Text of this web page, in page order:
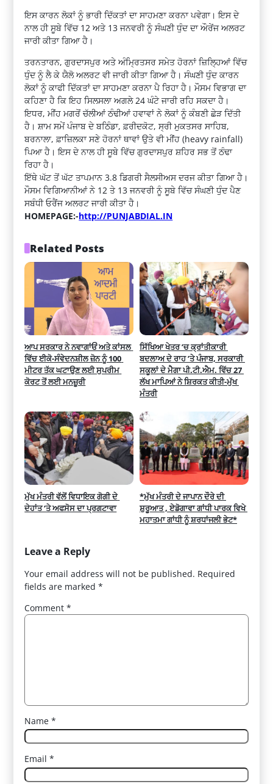
ਇਸ ਕਾਰਨ ਲੋਕਾਂ ਨੂੰ ਭਾਰੀ ਦਿੱਕਤਾਂ ਦਾ ਸਾਹਮਣਾ ਕਰਨਾ ਪਵੇਗਾ। ਇਸ ਦੇ
ਨਾਲ ਹੀ ਸੂਬੇ ਵਿੱਚ 12 ਅਤੇ 13 ਜਨਵਰੀ ਨੂੰ ਸੰਘਣੀ ਧੁੰਦ ਦਾ ਔਰੇਂਜ ਅਲਰਟ
ਜਾਰੀ ਕੀਤਾ ਗਿਆ ਹੈ।
ਤਰਨਤਾਰਨ, ਗੁਰਦਾਸਪੁਰ ਅਤੇ ਅੰਮ੍ਰਿਤਸਰ ਸਮੇਤ ਹੋਰਨਾਂ ਜ਼ਿਲ੍ਹਿਆਂ ਵਿੱਚ
ਧੁੰਦ ਨੂੰ ਲੈ ਕੇ ਯੈਲੋ ਅਲਰਟ ਵੀ ਜਾਰੀ ਕੀਤਾ ਗਿਆ ਹੈ। ਸੰਘਣੀ ਧੁੰਦ ਕਾਰਨ
ਲੋਕਾਂ ਨੂੰ ਕਾਫੀ ਦਿੱਕਤਾਂ ਦਾ ਸਾਹਮਣਾ ਕਰਨਾ ਪੈ ਰਿਹਾ ਹੈ। ਮੌਸਮ ਵਿਭਾਗ ਦਾ
ਕਹਿਣਾ ਹੈ ਕਿ ਇਹ ਸਿਲਸਲਾ ਅਗਲੇ 24 ਘੰਟੇ ਜਾਰੀ ਰਹਿ ਸਕਦਾ ਹੈ।
ਇਧਰ, ਮੀਂਹ ਮਗਰੋਂ ਚੱਲੀਆਂ ਠੰਢੀਆਂ ਹਵਾਵਾਂ ਨੇ ਲੋਕਾਂ ਨੂੰ ਕੰਬਣੀ ਛੇੜ ਦਿੱਤੀ
ਹੈ। ਸ਼ਾਮ ਸਮੇਂ ਪੰਜਾਬ ਦੇ ਬਠਿੰਡਾ, ਫ਼ਰੀਦਕੋਟ, ਸ੍ਰੀ ਮੁਕਤਸਰ ਸਾਹਿਬ,
ਬਰਨਾਲਾ, ਫ਼ਾਜ਼ਿਲਕਾ ਸਣੇ ਹੋਰਨਾਂ ਥਾਵਾਂ ਉਤੇ ਵੀ ਮੀਂਹ (heavy rainfall)
ਪਿਆ ਹੈ। ਇਸ ਦੇ ਨਾਲ ਹੀ ਸੂਬੇ ਵਿੱਚ ਗੁਰਦਾਸਪੁਰ ਸ਼ਹਿਰ ਸਭ ਤੋਂ ਠੰਢਾ
ਰਿਹਾ ਹੈ।
ਇੱਥੇ ਘੱਟ ਤੋਂ ਘੱਟ ਤਾਪਮਾਨ 3.8 ਡਿਗਰੀ ਸੈਲਸੀਅਸ ਦਰਜ ਕੀਤਾ ਗਿਆ ਹੈ।
ਮੌਸਮ ਵਿਗਿਆਨੀਆਂ ਨੇ 12 ਤੇ 13 ਜਨਵਰੀ ਨੂੰ ਸੂਬੇ ਵਿੱਚ ਸੰਘਣੀ ਧੁੰਦ ਪੈਣ
ਸਬੰਧੀ ਓਰੈਂਜ ਅਲਰਟ ਜਾਰੀ ਕੀਤਾ ਹੈ।
HOMEPAGE:-http://PUNJABDIAL.IN
Related Posts
ਆਪ ਸਰਕਾਰ ਨੇ ਨਵਾਗਾਂਓਂ ਅਤੇ ਕਾਂਸਲ
ਵਿੱਚ ਈਕੋ-ਸੰਵੇਦਨਸ਼ੀਲ ਜ਼ੋਨ ਨੂੰ 100
ਮੀਟਰ ਤੱਕ ਘਟਾਉਣ ਲਈ ਸੁਪਰੀਮ
ਕੋਰਟ ਤੋਂ ਲਈ ਮਨਜ਼ੂਰੀ
ਸਿੱਖਿਆ ਖੇਤਰ ’ਚ ਕ੍ਰਾਂਤੀਕਾਰੀ
ਬਦਲਾਅ ਦੇ ਰਾਹ ’ਤੇ ਪੰਜਾਬ, ਸਰਕਾਰੀ
ਸਕੂਲਾਂ ਦੇ ਮੈਗਾ ਪੀ.ਟੀ.ਐਮ. ਵਿੱਚ 27
ਲੱਖ ਮਾਪਿਆਂ ਨੇ ਸ਼ਿਰਕਤ ਕੀਤੀ-ਮੁੱਖ
ਮੰਤਰੀ
ਮੁੱਖ ਮੰਤਰੀ ਵੱਲੋਂ ਵਿਧਾਇਕ ਗੋਗੀ ਦੇ
ਦੇਹਾਂਤ ‘ਤੇ ਅਫਸੋਸ ਦਾ ਪ੍ਰਗਟਾਵਾ
*ਮੁੱਖ ਮੰਤਰੀ ਦੇ ਜਾਪਾਨ ਦੌਰੇ ਦੀ
ਸ਼ੁਰੂਆਤ , ਏਡੋਗਾਵਾ ਗਾਂਧੀ ਪਾਰਕ ਵਿਖੇ
ਮਹਾਤਮਾ ਗਾਂਧੀ ਨੂੰ ਸ਼ਰਧਾਂਜਲੀ ਭੇਟ*
Leave a Reply
Your email address will not be published. Required
fields are marked*
Comment*
Name*
Email*